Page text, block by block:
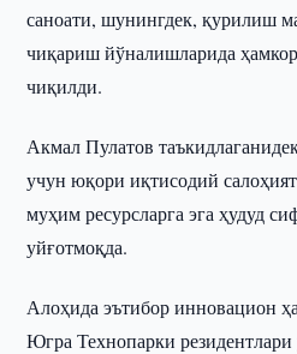
саноати, шунингдек, қурилиш
чиқариш йўналишларида
чиқилди.
Акмал Пулатов
учун юқори иқтисодий
муҳим ресурсларга эга ҳудуд
уйғотмоқда.
Алоҳида эътибор инновацион
Югра Технопарки